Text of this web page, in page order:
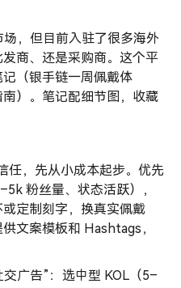
，但目前入驻了很多海外
商、还是采购商。这个平
（银手链一周佩戴体
）。笔记配细节图，收藏
任，先从小成本起步。优先
粉丝量、状态活跃），
定制刻字，换真实佩戴
文案模板和 Hashtags，
广告”：选中型 KOL（5–